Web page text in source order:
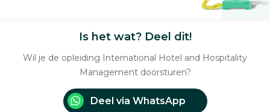
Is het wat? Deel dit!
Wil je de opleiding International Hotel and Hospitality
Management doorsturen?
Deel via WhatsApp